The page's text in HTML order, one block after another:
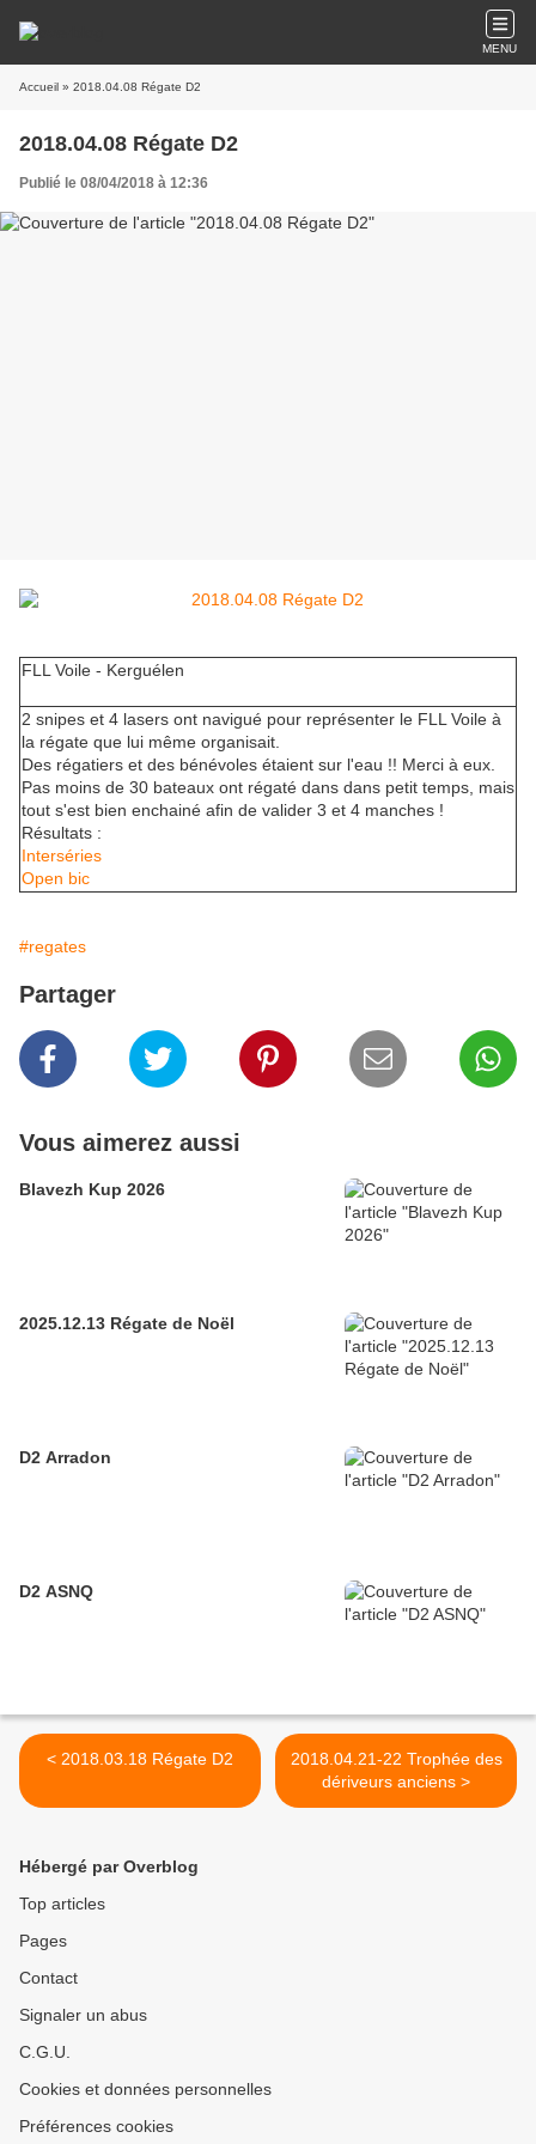
MENU
Accueil » 2018.04.08 Régate D2
2018.04.08 Régate D2
Publié le 08/04/2018 à 12:36
FLL Voile - Kerguélen
2 snipes et 4 lasers ont navigué pour représenter le FLL Voile à
la régate que lui même organisait.
Des régatiers et des bénévoles étaient sur l'eau !! Merci à eux.
Pas moins de 30 bateaux ont régaté dans dans petit temps, mais
tout s'est bien enchainé afin de valider 3 et 4 manches !
Résultats :
Interséries
Open bic
#regates
Partager
Vous aimerez aussi
Blavezh Kup 2026
2025.12.13 Régate de Noël
D2 Arradon
D2 ASNQ
< 2018.03.18 Régate D2
2018.04.21-22 Trophée des
dériveurs anciens >
Hébergé par Overblog
Top articles
Pages
Contact
Signaler un abus
C.G.U.
Cookies et données personnelles
Préférences cookies